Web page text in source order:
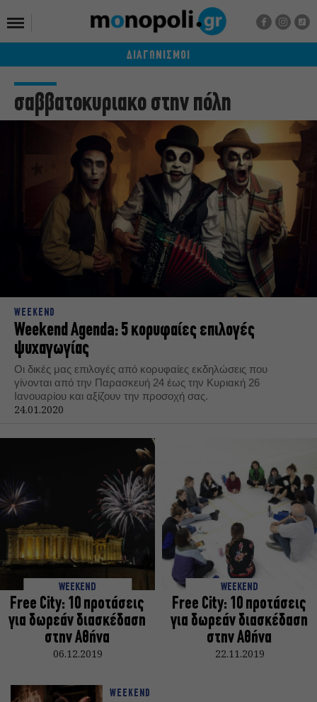
ΔΙΑΓΩΝΙΣΜΟΙ
σαββατοκυριακο στην πόλη
WEEKEND
Weekend Agenda: 5 κορυφαίες επιλογές
ψυχαγωγίας
Οι δικές μας επιλογές από κορυφαίες εκδηλώσεις που
γίνονται από την Παρασκευή 24 έως την Κυριακή 26
Ιανουαρίου και αξίζουν την προσοχή σας.
24.01.2020
WEEKEND
Free City: 10 προτάσεις
για δωρεάν διασκέδαση
στην Αθήνα
06.12.2019
WEEKEND
Free City: 10 προτάσεις
για δωρεάν διασκέδαση
στην Αθήνα
22.11.2019
WEEKEND